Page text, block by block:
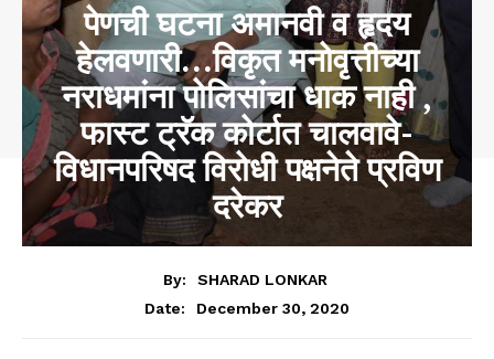
पेणची घटना अमानवी व हृदय
हेलवणारी…विकृत मनोवृत्तीच्या
नराधमांना पोलिसांचा धाक नाही ,
फास्ट ट्रॅक कोर्टात चालवावे-
विधानपरिषद विरोधी पक्षनेते प्रविण
दरेकर
By:
SHARAD LONKAR
Date:
December 30, 2020